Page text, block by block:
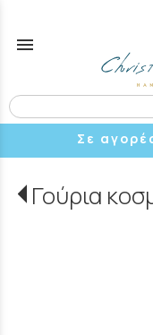
menu
Σε
Γούρια